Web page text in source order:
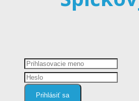
Prihlásiť sa